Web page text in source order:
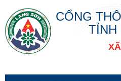
CỔNG
TỈNH